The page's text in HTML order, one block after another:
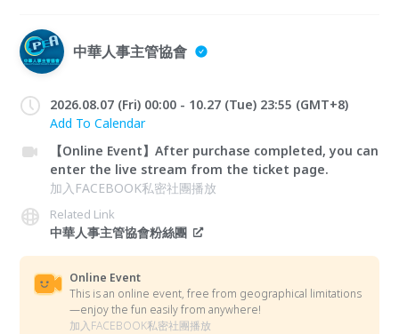
中華人事主管協會
2026.08.07 (Fri) 00:00 - 10.27 (Tue) 23:55 (GMT+8)
Add To Calendar
【Online Event】After purchase completed, you can
enter the live stream from the ticket page.
加入FACEBOOK私密社團播放
Related Link
中華人事主管協會粉絲團
Online Event
This is an online event, free from geographical limitations
—enjoy the fun easily from anywhere!
加入FACEBOOK私密社團播放